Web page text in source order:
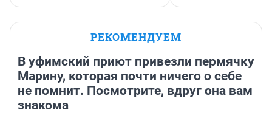
РЕКОМЕНДУЕМ
В уфимский приют привезли пермячку
Марину, которая почти ничего о себе
не помнит. Посмотрите, вдруг она вам
знакома